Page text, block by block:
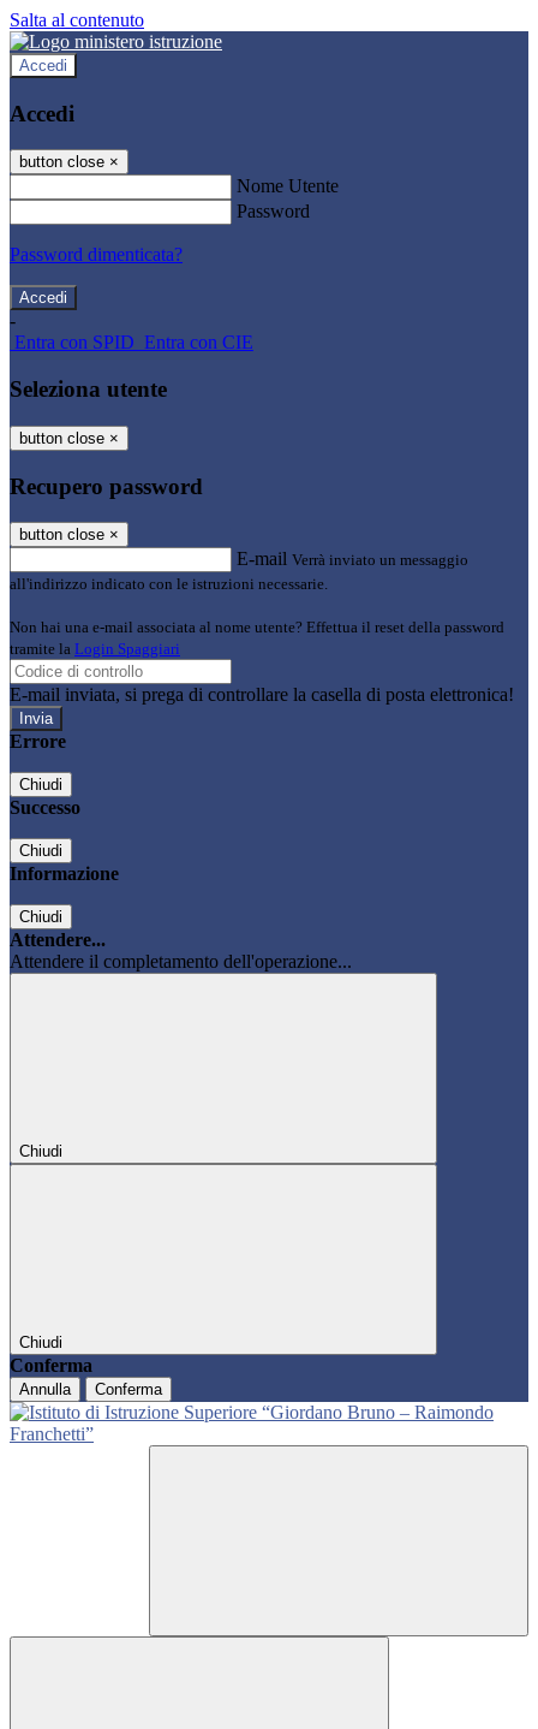
Salta al contenuto
Accedi
Accedi
button close ×
Nome Utente
Password
Password dimenticata?
-
Entra con SPID Entra con CIE
Seleziona utente
button close ×
Recupero password
button close ×
E-mail Verrà inviato un messaggio
all'indirizzo indicato con le istruzioni necessarie.
Non hai una e-mail associata al nome utente? Effettua il reset della password
tramite la Login Spaggiari
E-mail inviata, si prega di controllare la casella di posta elettronica!
Errore
Chiudi
Successo
Chiudi
Informazione
Chiudi
Attendere...
Attendere il completamento dell'operazione...
Chiudi
Chiudi
Conferma
Annulla Conferma